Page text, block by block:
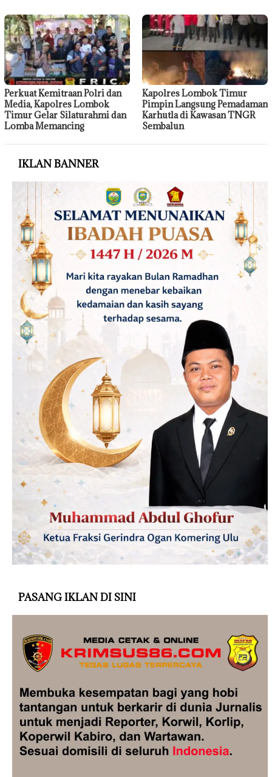
Perkuat Kemitraan Polri dan
Media, Kapolres Lombok
Timur Gelar Silaturahmi dan
Lomba Memancing
Kapolres Lombok Timur
Pimpin Langsung Pemadaman
Karhutla di Kawasan TNGR
Sembalun
IKLAN BANNER
PASANG IKLAN DI SINI